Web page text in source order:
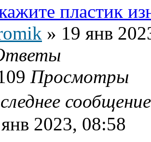
пластик
» 19 янв
Просмотры
2023, 08:58